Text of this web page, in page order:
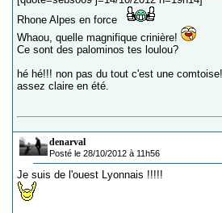
Rhone Alpes en force
Whaou, quelle magnifique crinière!
Ce sont des palominos tes loulou?
hé hé!!! non pas du tout c'est une
assez claire en été.
denarval
Posté le 28/10/2012 à 11h56
Je suis de l'ouest Lyonnais !!!!!